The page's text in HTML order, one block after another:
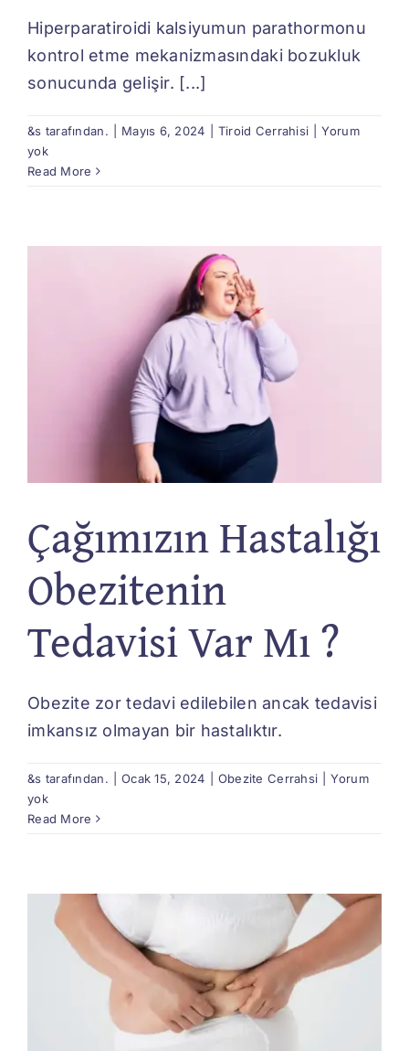
Hiperparatiroidi kalsiyumun parathormonu
kontrol etme mekanizmasındaki bozukluk
sonucunda gelişir. [...]
&s tarafından. Mayıs 6, 2024 Tiroid Cerrahisi
Yorum
yok
Read More
Çağımızın Hastalığı
Obezitenin
Tedavisi Var Mı ?
Obezite zor tedavi edilebilen ancak tedavisi
imkansız olmayan bir hastalıktır.
&s tarafından. Ocak 15, 2024 Obezite Cerrahsi
Yorum
yok
Read More